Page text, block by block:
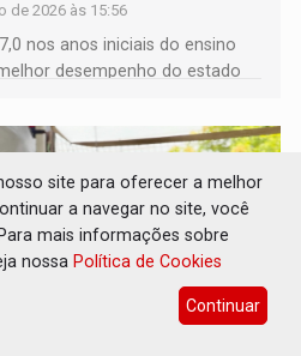
de 2026 às 15:56
nos anos iniciais do ensino
desempenho do estado
site para oferecer a melhor
a navegar no site, você
mais informações sobre
nossa Política de Cookies
Continuar